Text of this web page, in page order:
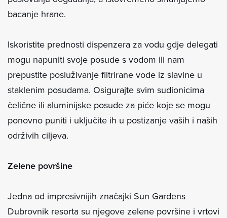
bacanje hrane.
Iskoristite prednosti dispenzera za vodu gdje delegati
mogu napuniti svoje posude s vodom ili nam
prepustite posluživanje filtrirane vode iz slavine u
staklenim posudama. Osigurajte svim sudionicima
čelične ili aluminijske posude za piće koje se mogu
ponovno puniti i uključite ih u postizanje vaših i naših
održivih ciljeva.
Zelene površine
Jedna od impresivnijih značajki Sun Gardens
Dubrovnik resorta su njegove zelene površine i vrtovi